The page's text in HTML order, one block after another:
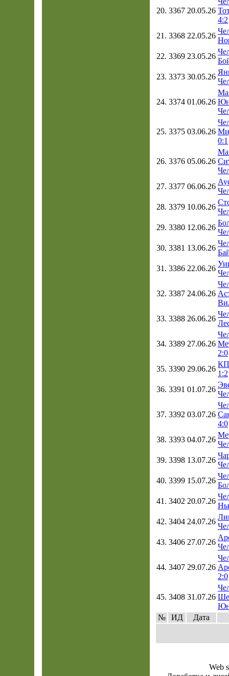
20. 3367 20.05.26
4:2
21. 3368 22.05.26
22. 3369 23.05.26
23. 3373 30.05.26
24. 3374 01.06.26
25. 3375 03.06.26
0:1
26. 3376 05.06.26
27. 3377 06.06.26
28. 3379 10.06.26
29. 3380 12.06.26
30. 3381 13.06.26
31. 3386 22.06.26
32. 3387 24.06.26
33. 3388 26.06.26
34. 3389 27.06.26
2:0
35. 3390 29.06.26
1:2
36. 3391 01.07.26
37. 3392 03.07.26
4:0
38. 3393 04.07.26
39. 3398 13.07.26
40. 3399 15.07.26
41. 3402 20.07.26
42. 3404 24.07.26
43. 3406 27.07.26
44. 3407 29.07.26
2:0
45. 3408 31.07.26
№
ИД Дата
Web